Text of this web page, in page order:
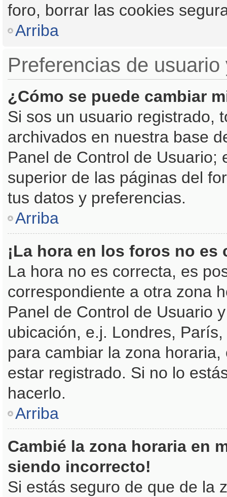
foro, borrar las cookies
Arriba
Preferencias de
¿Cómo se puede cambiar
Si sos un usuario registrado,
archivados en nuestra base
Panel de Control de Usuario;
superior de las páginas del
tus datos y preferencias.
Arriba
¡La hora en los foros no es
La hora no es correcta, es
correspondiente a otra zona
Panel de Control de Usuario
ubicación, e.j. Londres,
para cambiar la zona
estar registrado. Si no lo
hacerlo.
Arriba
Cambié la zona horaria en
siendo incorrecto!
Si estás seguro de que de la